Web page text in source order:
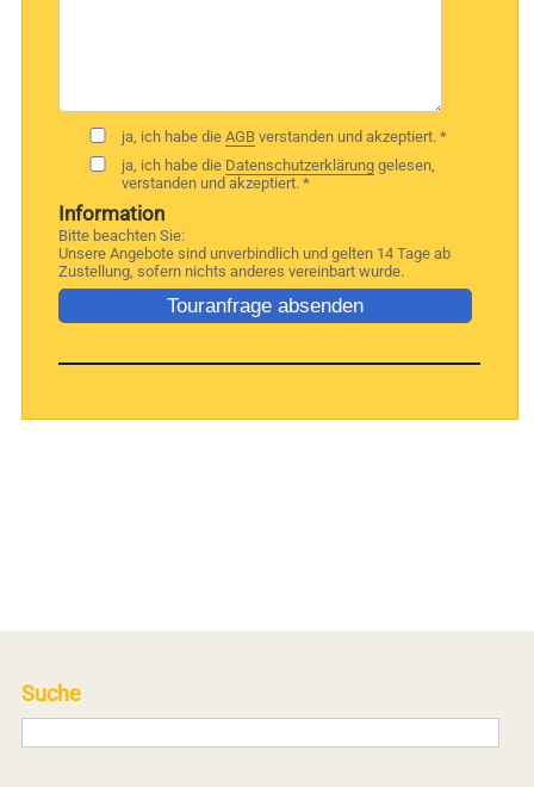
ja, ich habe dieAGB verstanden und akzeptiert. *
ja, ich habe die Datenschutzerklärung gelesen,
verstanden und akzeptiert. *
Information
Bitte beachten Sie:
Unsere Angebote sind unverbindlich und gelten 14 Tage ab
Zustellung, sofern nichts anderes vereinbart wurde.
Suche